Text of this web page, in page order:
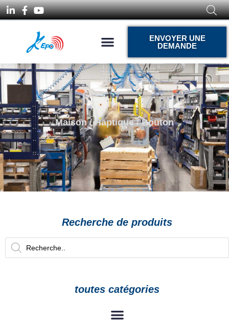
ENVOYER UNE
DEMANDE
Maison/Haptique/ Bouton
Recherche de produits
toutes catégories